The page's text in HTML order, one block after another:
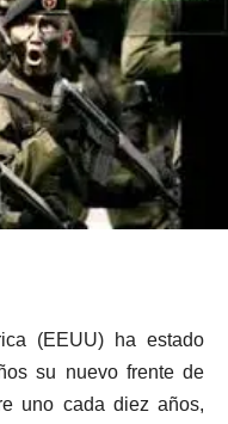
(EEUU) ha estado
su nuevo frente de
uno cada diez años,